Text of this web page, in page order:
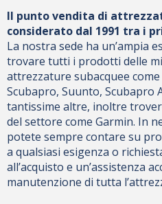
Il punto vendita di
considerato dal 1991 tra i
La nostra sede ha un’ampia
trovare tutti i prodotti delle
attrezzature subacquee
Scubapro, Suunto, Scubapro
tantissime altre, inoltre
del settore come Garmin. In
potete sempre contare su
a qualsiasi esigenza o
all’acquisto e un’assistenza
manutenzione di tutta